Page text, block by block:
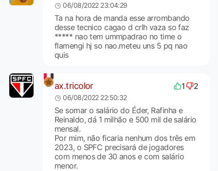
06/08/2022 23:04:29
Ta na hora de manda esse arrombando
desse tecnico cagao d crlh vaza so faz
***** nao tem ummpadrao no time o
flamengi hj so nao.meteu uns 5 pq nao
quis
ax.tricolor 1 2
06/08/2022 22:50:32
Se somar o salário do Éder, Rafinha e
Reinaldo, dá 1 milhão e 500 mil de salário
mensal.
Por mim, não ficaria nenhum dos três em
2023, o SPFC precisará de jogadores
com menos de 30 anos e com salário
menor.